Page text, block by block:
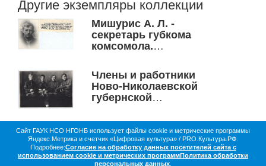
Другие экземпляры коллекции
Мишурис А. Л. -
секретарь губкома
комсомола.
год
Члены и работники
Ново-Николаевской
губернской
(Мишурис А. Л.,
Матушкин С. Д., Панин
Д. П., Добрычев Г. Г.)
О библиотеке Коллекции
Цифровая жизнь
Документы в оцифровке
Статистика
Контакты
Партнёры
Сайт ГАУК НСО НГОНБ использует файлы cookie и метрические программы
Яндекс.Метрика и счетчик «Цифровая культура» / PRO.Культура.РФ.
Подробнее:Согласие на обработку данных посетителей сайта с
использованием cookie и метрических программПолитика обработки
персональных данных